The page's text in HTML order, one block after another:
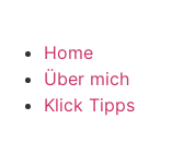
Home
Über mich
Klick Tipps